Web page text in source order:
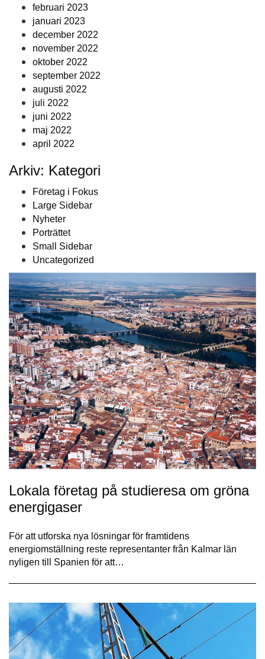
februari 2023
januari 2023
december 2022
november 2022
oktober 2022
september 2022
augusti 2022
juli 2022
juni 2022
maj 2022
april 2022
Arkiv: Kategori
Företag i Fokus
Large Sidebar
Nyheter
Porträttet
Small Sidebar
Uncategorized
Lokala företag på studieresa om gröna
energigaser
För att utforska nya lösningar för framtidens
energiomställning reste representanter från Kalmar län
nyligen till Spanien för att…